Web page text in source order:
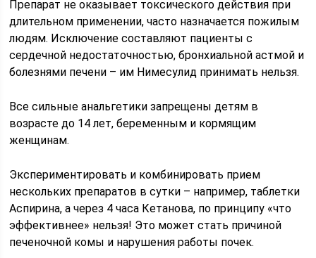
Препарат не оказывает токсического действия при
длительном применении, часто назначается пожилым
людям. Исключение составляют пациенты с
сердечной недостаточностью, бронхиальной астмой и
болезнями печени – им Нимесулид принимать нельзя.
Все сильные анальгетики запрещены детям в
возрасте до 14 лет, беременным и кормящим
женщинам.
Экспериментировать и комбинировать прием
нескольких препаратов в сутки – например, таблетки
Аспирина, а через 4 часа Кетанова, по принципу «что
эффективнее» нельзя! Это может стать причиной
печеночной комы и нарушения работы почек.